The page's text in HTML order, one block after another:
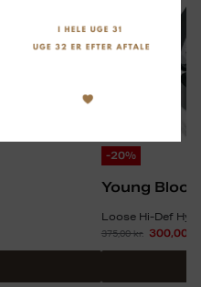
-20%
Young Blood
Loose Hi-Def
375,00kr. 300,00